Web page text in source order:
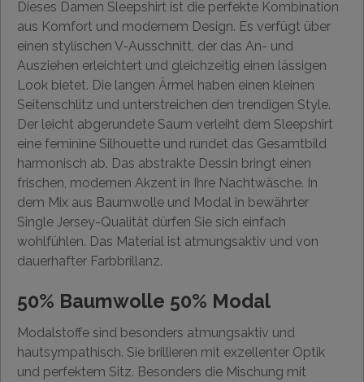
Dieses Damen Sleepshirt ist die perfekte Kombination
aus Komfort und modernem Design. Es verfügt über
einen stylischen V-Ausschnitt, der das An- und
Ausziehen erleichtert und gleichzeitig einen lässigen
Look bietet. Die langen Ärmel haben einen kleinen
Seitenschlitz und unterstreichen den trendigen Style.
Der leicht abgerundete Saum verleiht dem Sleepshirt
eine feminine Silhouette und rundet das Gesamtbild
harmonisch ab. Das abstrakte Dessin bringt einen
frischen, modernen Akzent in Ihre Nachtwäsche. In
dem Mix aus Baumwolle und Modal in bewährter
Single Jersey-Qualität dürfen Sie sich einfach
wohlfühlen. Das Material ist atmungsaktiv und von
dauerhafter Farbbrillanz.
50% Baumwolle 50% Modal
Modalstoffe sind besonders atmungsaktiv und
hautsympathisch. Sie brillieren mit exzellenter Optik
und perfektem Sitz. Besonders die Mischung mit